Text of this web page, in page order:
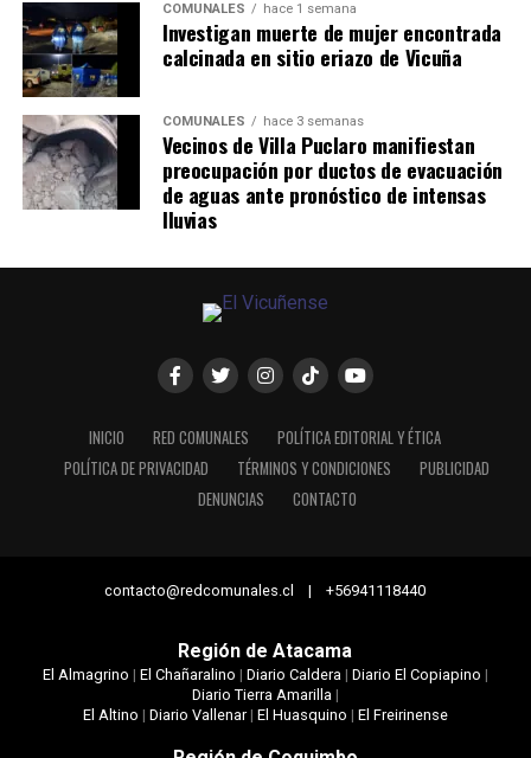
COMUNALES hace 1 semana
Investigan muerte de mujer encontrada
calcinada en sitio eriazo de Vicuña
COMUNALES hace 3 semanas
Vecinos de Villa Puclaro manifiestan
preocupación por ductos de evacuación
de aguas ante pronóstico de intensas
lluvias
INICIO RED COMUNALES
POLÍTICA EDITORIAL Y ÉTICA
POLÍTICA DE PRIVACIDAD
TÉRMINOS Y CONDICIONES
PUBLICIDAD
DENUNCIAS
CONTACTO
contacto@redcomunales.cl | +56941118440
Región de Atacama
El Almagrino | El Chañaralino | Diario Caldera| Diario El Copiapino |
Diario Tierra Amarilla|
El Altino | Diario Vallenar| El Huasquino | El Freirinense